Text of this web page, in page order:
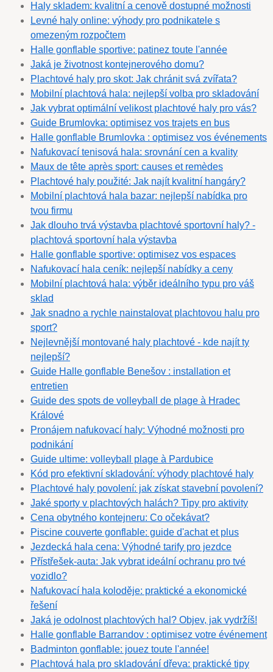
Haly skladem: kvalitní a cenově dostupné možnosti
Levné haly online: výhody pro podnikatele s
omezeným rozpočtem
Halle gonflable sportive: patinez toute l'année
Jaká je životnost kontejnerového domu?
Plachtové haly pro skot: Jak chránit svá zvířata?
Mobilní plachtová hala: nejlepší volba pro skladování
Jak vybrat optimální velikost plachtové haly pro vás?
Guide Brumlovka: optimisez vos trajets en bus
Halle gonflable Brumlovka : optimisez vos événements
Nafukovací tenisová hala: srovnání cen a kvality
Maux de tête après sport: causes et remèdes
Plachtové haly použité: Jak najít kvalitní hangáry?
Mobilní plachtová hala bazar: nejlepší nabídka pro
tvou firmu
Jak dlouho trvá výstavba plachtové sportovní haly? -
plachtová sportovní hala výstavba
Halle gonflable sportive: optimisez vos espaces
Nafukovací hala ceník: nejlepší nabídky a ceny
Mobilní plachtová hala: výběr ideálního typu pro váš
sklad
Jak snadno a rychle nainstalovat plachtovou halu pro
sport?
Nejlevnější montované haly plachtové - kde najít ty
nejlepší?
Guide Halle gonflable Benešov : installation et
entretien
Guide des spots de volleyball de plage à Hradec
Králové
Pronájem nafukovací haly: Výhodné možnosti pro
podnikání
Guide ultime: volleyball plage à Pardubice
Kód pro efektivní skladování: výhody plachtové haly
Plachtové haly povolení: jak získat stavební povolení?
Jaké sporty v plachtových halách? Tipy pro aktivity
Cena obytného kontejneru: Co očekávat?
Piscine couverte gonflable: guide d'achat et plus
Jezdecká hala cena: Výhodné tarify pro jezdce
Přístřešek-auta: Jak vybrat ideální ochranu pro tvé
vozidlo?
Nafukovací hala koloděje: praktické a ekonomické
řešení
Jaká je odolnost plachtových hal? Objev, jak vydržíš!
Halle gonflable Barrandov : optimisez votre événement
Badminton gonflable: jouez toute l'année!
Plachtová hala pro skladování dřeva: praktické tipy